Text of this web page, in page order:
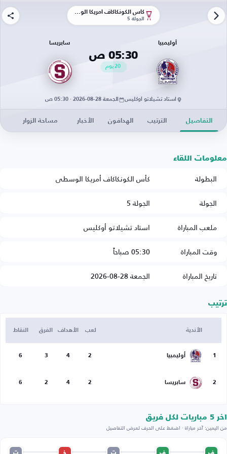
كأس الكونكاكاف أمريكا الوسطى
الجولة 5
أوليمبيا
05:30 ص
20يوم
سابريسا
استاد تشيلاتو أوكليس الجمعة 28-08-2026 · 05:30 ص
التفاصيل الترتيب الهدافون الأخبار مساحة الزوار
معلومات اللقاء
البطولة
كأس الكونكاكاف أمريكا الوسطى
الجولة
الجولة 5
ملعب المباراة
استاد تشيلاتو أوكليس
وقت المباراة
05:30 صباحاً
تاريخ المباراة
الجمعة 28-08-2026
ترتيب
الأندية لعب الأهداف الفرق النقاط
1 أوليمبيا 2
4
3
6
2 سابريسا 2
4
2
6
اخر 5 مباريات لكل فريق
من اليمين: آخر مباراة · اضغط على الحرف لعرض التفاصيل